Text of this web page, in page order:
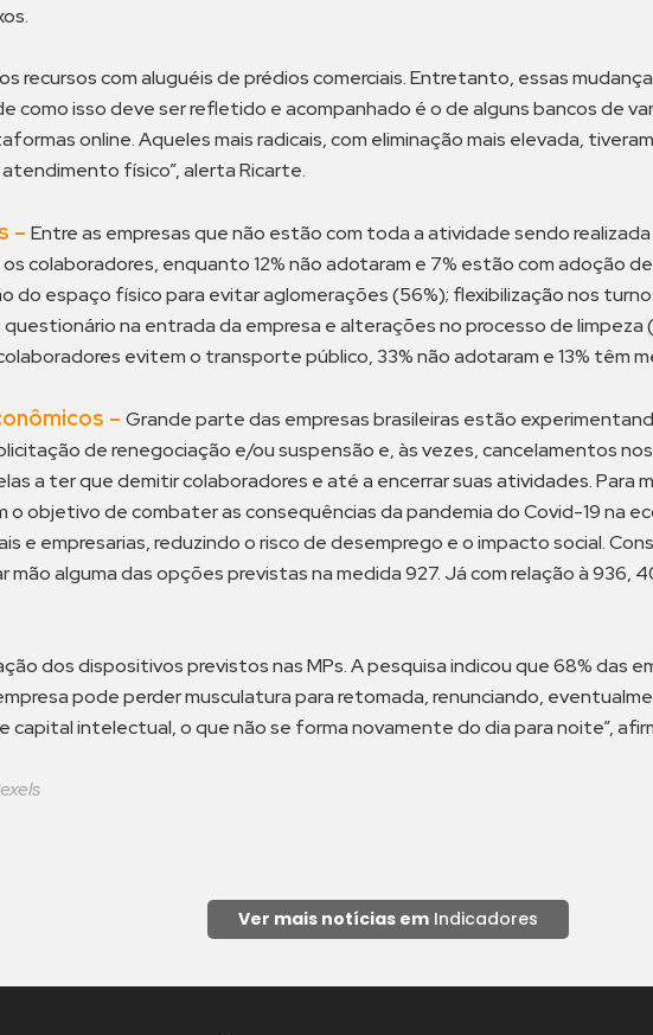
recursos com aluguéis de prédios comerciais. Entretanto, essas
como isso deve ser refletido e acompanhado é o de alguns bancos de
online. Aqueles mais radicais, com eliminação mais elevada,
físico”, alerta Ricarte.
– Entre as empresas que não estão com toda a atividade sendo
colaboradores, enquanto 12% não adotaram e 7% estão com adoção
do espaço físico para evitar aglomerações (56%); flexibilização nos
na entrada da empresa e alterações no processo de limpeza
evitem o transporte público, 33% não adotaram e 13% têm
– Grande parte das empresas brasileiras estão
de renegociação e/ou suspensão e, às vezes, cancelamentos
a ter que demitir colaboradores e até a encerrar suas atividades.
o objetivo de combater as consequências da pandemia do Covid-19 na
e empresarias, reduzindo o risco de desemprego e o impacto social.
mão alguma das opções previstas na medida 927. Já com relação à
dos dispositivos previstos nas MPs. A pesquisa indicou que 68% das
pode perder musculatura para retomada, renunciando,
capital intelectual, o que não se forma novamente do dia para noite”,
Ver mais notícias emIndicadores